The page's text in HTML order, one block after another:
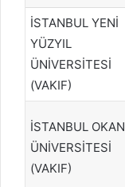
İSTANBUL YENİ
YÜZYIL
ÜNİVERSİTESİ
(VAKIF)
İSTANBUL OKAN
ÜNİVERSİTESİ
(VAKIF)